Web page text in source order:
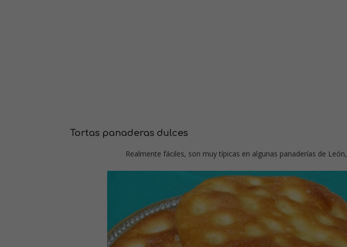
Tortas panaderas dulces
Realmente fáciles, son muy típicas en algunas panaderías de León,